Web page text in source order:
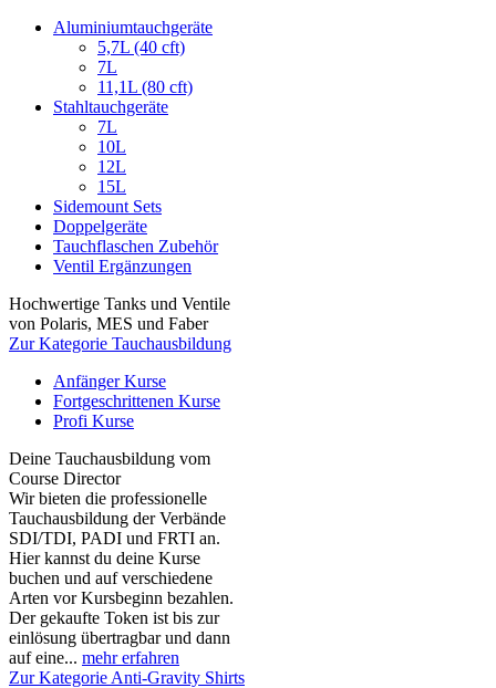
Aluminiumtauchgeräte
5,7L (40 cft)
7L
11,1L (80 cft)
Stahltauchgeräte
7L
10L
12L
15L
Sidemount Sets
Doppelgeräte
Tauchflaschen Zubehör
Ventil Ergänzungen
Hochwertige Tanks und Ventile
von Polaris, MES und Faber
Zur Kategorie Tauchausbildung
Anfänger Kurse
Fortgeschrittenen Kurse
Profi Kurse
Deine Tauchausbildung vom
Course Director
Wir bieten die professionelle
Tauchausbildung der Verbände
SDI/TDI, PADI und FRTI an.
Hier kannst du deine Kurse
buchen und auf verschiedene
Arten vor Kursbeginn bezahlen.
Der gekaufte Token ist bis zur
einlösung übertragbar und dann
auf eine... mehr erfahren
Zur Kategorie Anti-Gravity Shirts